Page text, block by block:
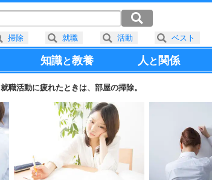
知識と教養 人と 関係
就職活動に疲れたときは、部屋の掃除。
掃除 就職 活動 ベスト